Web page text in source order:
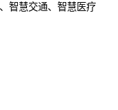
智慧交通、智慧医疗